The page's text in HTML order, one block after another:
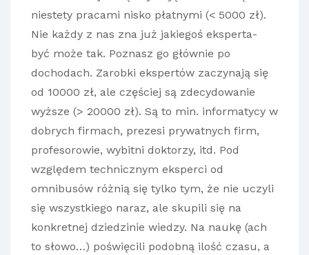
niestety pracami nisko płatnymi (< 5000 zł).
Nie każdy z nas zna już jakiegoś eksperta-
być może tak. Poznasz go głównie po
dochodach. Zarobki ekspertów zaczynają się
od 10000 zł, ale częściej są zdecydowanie
wyższe (> 20000 zł). Są to min. informatycy w
dobrych firmach, prezesi prywatnych firm,
profesorowie, wybitni doktorzy, itd. Pod
względem technicznym eksperci od
omnibusów różnią się tylko tym, że nie uczyli
się wszystkiego naraz, ale skupili się na
konkretnej dziedzinie wiedzy. Na naukę (ach
to słowo…) poświęcili podobną ilość czasu, a